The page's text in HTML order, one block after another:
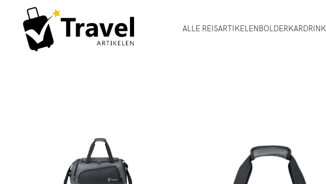
ALLE REISARTIKELEN BOLDERKAR